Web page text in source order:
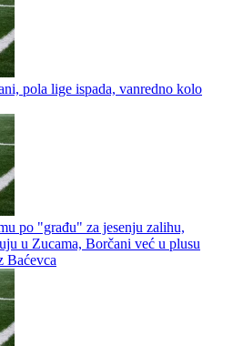
pola lige ispada, vanredno kolo
po "građu" za jesenju zalihu,
u Zucama, Borčani već u plusu
Baćevca